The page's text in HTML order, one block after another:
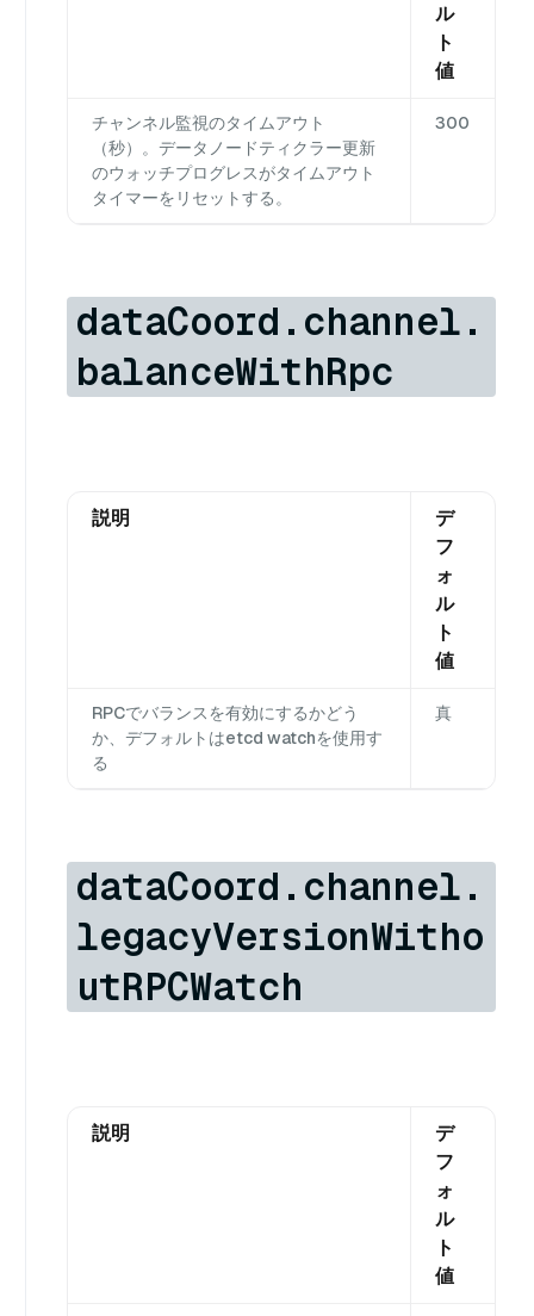
ル
ト
値
チャンネル監視のタイムアウト
（秒）。データノードティクラー更新
のウォッチプログレスがタイムアウト
タイマーをリセットする。
300
dataCoord.channel.
balanceWithRpc
説明
デ
フ
ォ
ル
ト
値
RPCでバランスを有効にするかどう
か、デフォルトはetcd watchを使用す
る
真
dataCoord.channel.
legacyVersionWitho
utRPCWatch
説明
デ
フ
ォ
ル
ト
値